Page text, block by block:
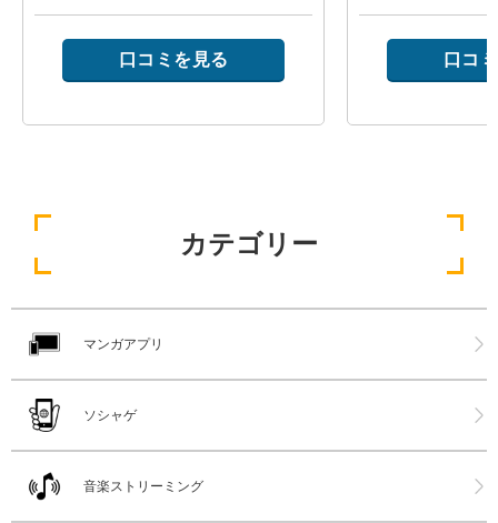
口コミを見る 口コ
カテゴリー
マンガアプリ
ソシャゲ
音楽ストリーミング